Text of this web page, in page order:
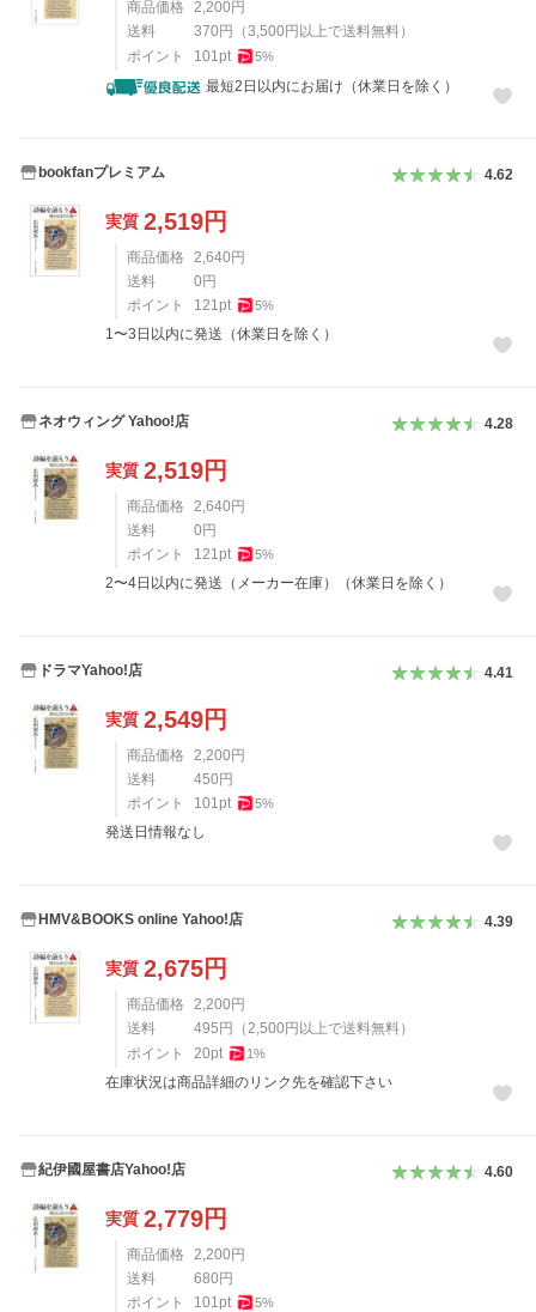
商品価格 2,200 円
送料
370 円 （3,500 円以上で送料無料）
ポイント
101pt 5%
最短2日以内にお届け（休業日を除く）
bookfanプレミアム 4.62
実質 2,519円
商品価格 2,640 円
送料
0 円
ポイント
121pt 5%
1〜3日以内に発送（休業日を除く）
ネオウィング Yahoo!店 4.28
実質 2,519円
商品価格 2,640 円
送料
0 円
ポイント
121pt 5%
2〜4日以内に発送（メーカー在庫）（休業日を除く）
ドラマYahoo!店 4.41
実質 2,549円
商品価格 2,200 円
送料
450 円
ポイント
101pt 5%
発送日情報なし
HMV&BOOKS online Yahoo!店 4.39
実質 2,675円
商品価格 2,200 円
送料
495 円 （2,500 円以上で送料無料）
ポイント
20pt 1%
在庫状況は商品詳細のリンク先を確認下さい
紀伊國屋書店Yahoo!店 4.60
実質 2,779円
商品価格 2,200 円
送料
680 円
ポイント
101pt 5%